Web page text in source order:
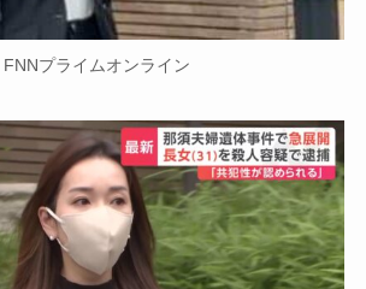
FNNプライムオンライン